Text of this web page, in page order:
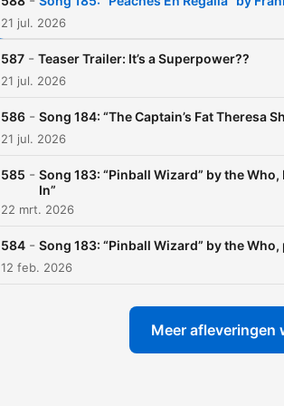
21 jul. 2026
587 - Teaser Trailer: It’s a Superpower??
21 jul. 2026
586 - Song 184: “The Captain’s Fat Theresa
21 jul. 2026
585 - Song 183: “Pinball Wizard” by the
In”
22 mrt. 2026
584 - Song 183: “Pinball Wizard” by the
12 feb. 2026
Meer afleveringen